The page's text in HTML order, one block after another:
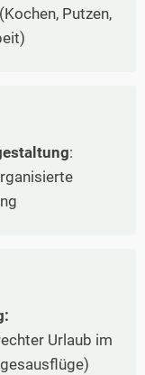
Putzen,
:
Urlaub im